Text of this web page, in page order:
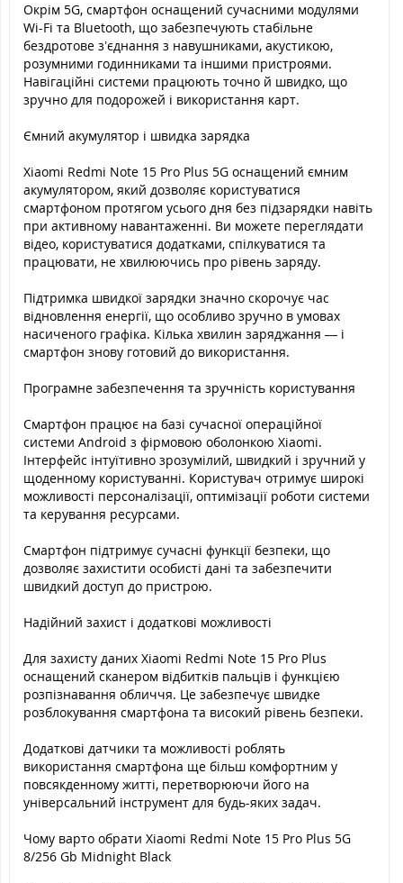
Окрім 5G, смартфон оснащений сучасними модулями
Wi-Fi та Bluetooth, що забезпечують стабільне
бездротове з’єднання з навушниками, акустикою,
розумними годинниками та іншими пристроями.
Навігаційні системи працюють точно й швидко, що
зручно для подорожей і використання карт.
Ємний акумулятор і швидка зарядка
Xiaomi Redmi Note 15 Pro Plus 5G оснащений ємним
акумулятором, який дозволяє користуватися
смартфоном протягом усього дня без підзарядки навіть
при активному навантаженні. Ви можете переглядати
відео, користуватися додатками, спілкуватися та
працювати, не хвилюючись про рівень заряду.
Підтримка швидкої зарядки значно скорочує час
відновлення енергії, що особливо зручно в умовах
насиченого графіка. Кілька хвилин заряджання — і
смартфон знову готовий до використання.
Програмне забезпечення та зручність користування
Смартфон працює на базі сучасної операційної
системи Android з фірмовою оболонкою Xiaomi.
Інтерфейс інтуїтивно зрозумілий, швидкий і зручний у
щоденному користуванні. Користувач отримує широкі
можливості персоналізації, оптимізації роботи системи
та керування ресурсами.
Смартфон підтримує сучасні функції безпеки, що
дозволяє захистити особисті дані та забезпечити
швидкий доступ до пристрою.
Надійний захист і додаткові можливості
Для захисту даних Xiaomi Redmi Note 15 Pro Plus
оснащений сканером відбитків пальців і функцією
розпізнавання обличчя. Це забезпечує швидке
розблокування смартфона та високий рівень безпеки.
Додаткові датчики та можливості роблять
використання смартфона ще більш комфортним у
повсякденному житті, перетворюючи його на
універсальний інструмент для будь-яких задач.
Чому варто обрати Xiaomi Redmi Note 15 Pro Plus 5G
8/256 Gb Midnight Black